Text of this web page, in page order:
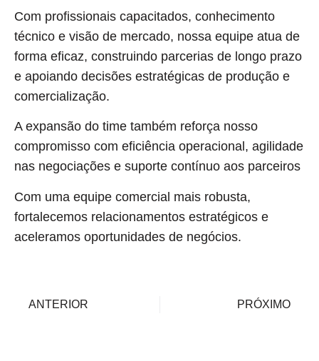
Com profissionais capacitados, conhecimento
técnico e visão de mercado, nossa equipe atua de
forma eficaz, construindo parcerias de longo prazo
e apoiando decisões estratégicas de produção e
comercialização.
A expansão do time também reforça nosso
compromisso com eficiência operacional, agilidade
nas negociações e suporte contínuo aos parceiros
Com uma equipe comercial mais robusta,
fortalecemos relacionamentos estratégicos e
aceleramos oportunidades de negócios.
ANTERIOR PRÓXIMO